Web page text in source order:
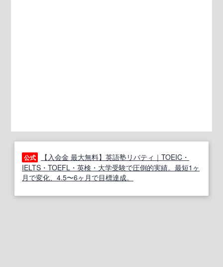
公式
【入会金 最大無料】英語塾リバティ｜TOEIC・
IELTS・TOEFL・英検・大学受験で圧倒的実績。最短1ヶ
月で変化、4.5〜6ヶ月で目標達成。